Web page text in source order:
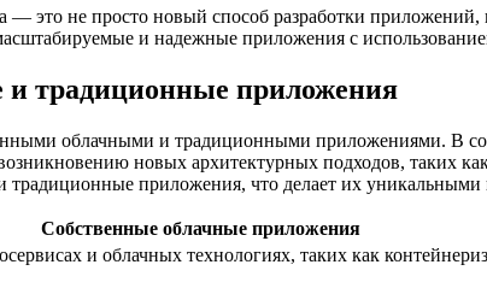
— это не просто новый способ разработки
и надежные приложения с
и традиционные приложения
облачными и традиционными приложениями. В
новых архитектурных подходов, таких
традиционные приложения, что делает их
Собственные облачные приложения
и облачных технологиях, таких как